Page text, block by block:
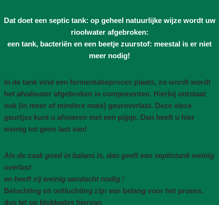
Dat doet een septic tank: op geheel natuurlijke wijze wordt uw
rioolwater afgebroken:
een tank, bacteriën en een beetje zuurstof: meestal is er niet
meer nodig!
In de tank vind een fermentatieproces plaats, zo wordt wordt
het afvalwater afgebroken in componenten. Hierbij ontstaat
ook (in meer of mindere mate) geuroverlast. Deze vieze
geurtjes kunt u afvoeren met een pijpje. Dan heeft u hier
weinig tot geen last van!
Als de zaak goed in balans is, dan geeft een septictank weinig
overlast
en heeft zij weinig aandacht nodig !
Beluchting en ontluchting zijn van belang voor het proces,
dus let op blokkades hiervan.